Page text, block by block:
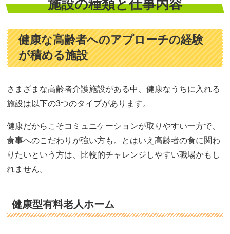
施設の種類と仕事内容
健康な高齢者へのアプローチの経験
が積める施設
さまざまな高齢者介護施設がある中、健康なうちに入れる
施設は以下の3つのタイプがあります。
健康だからこそコミュニケーションが取りやすい一方で、
食事へのこだわりが強い方も。とはいえ高齢者の食に関わ
りたいという方は、比較的チャレンジしやすい職場かもし
れません。
健康型有料老人ホーム